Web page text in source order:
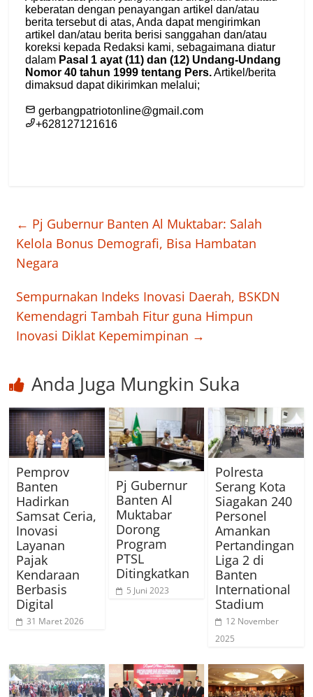
← Pj Gubernur Banten Al Muktabar: Salah
Kelola Bonus Demografi, Bisa Hambatan
Negara
Sempurnakan Indeks Inovasi Daerah, BSKDN
Kemendagri Tambah Fitur guna Himpun
Inovasi Diklat Kepemimpinan →
Anda Juga Mungkin Suka
Pemprov
Banten
Hadirkan
Samsat Ceria,
Inovasi
Layanan
Pajak
Kendaraan
Berbasis
Digital
31 Maret 2026
Pj Gubernur
Banten Al
Muktabar
Dorong
Program
PTSL
Ditingkatkan
5 Juni 2023
Polresta
Serang Kota
Siagakan 240
Personel
Amankan
Pertandingan
Liga 2 di
Banten
International
Stadium
12 November
2025